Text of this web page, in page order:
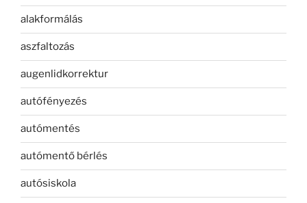
alakformálás
aszfaltozás
augenlidkorrektur
autófényezés
autómentés
autómentő bérlés
autósiskola